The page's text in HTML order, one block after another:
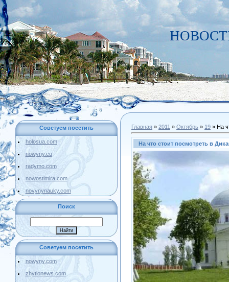
Советуем посетить
holosua.com
nowyny.eu
radymo.com
nowostimira.com
novynynauky.com
Поиск
Советуем посетить
nowyny.com
zhytlonews.com
Главная » 2011 » Октябрь » 19 » На
На что стоит посмотреть в